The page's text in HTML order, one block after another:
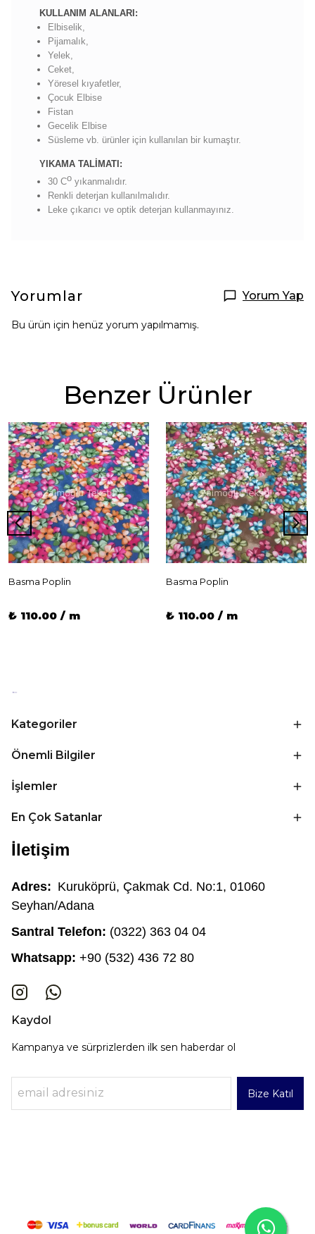
KULLANIM ALANLARI:
Elbiselik,
Pijamalık,
Yelek,
Ceket,
Yöresel kıyafetler,
Çocuk Elbise
Fistan
Gecelik Elbise
Süsleme vb. ürünler için kullanılan bir kumaştır.
YIKAMA TALİMATI:
30 Co yıkanmalıdır.
Renkli deterjan kullanılmalıdır.
Leke çıkarıcı ve optik deterjan kullanmayınız.
Yorumlar Yorum Yap
Bu ürün için henüz yorum yapılmamış.
Benzer Ürünler
Basma Poplin
₺ 110.00 / m
Basma Poplin
₺ 110.00 / m
Kategoriler
Önemli Bilgiler
İşlemler
En Çok Satanlar
İletişim
Adres: Kuruköprü, Çakmak Cd. No:1, 01060
Seyhan/Adana
Santral Telefon: (0322) 363 04 04
Whatsapp: +90 (532) 436 72 80
Kaydol
Kampanya ve sürprizlerden ilk sen haberdar ol
Bize Katıl